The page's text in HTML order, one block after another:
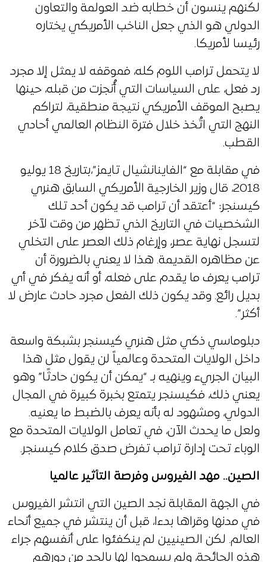
لكنهم ينسون أن خطابه ضد العولمة والتعاون
الدولي هو الذي جعل الناخب الأمريكي يختاره
رئيسا لأمريكا.
لا يتحمل ترامب اللوم كله، فموقفه لا يمثل إلا مجرد
رد فعل، على السياسات التي أُنجزت من قبله، حينها
يصبح الموقف الأمريكي نتيجة منطقية، لتراكم
النهج التي اتُخذ خلال فترة النظام العالمي أحادي
القطب.
في مقابلة مع “الفاينانشيال تايمز”،بتاريخ 18 يوليو
2018، قال وزير الخارجية الأمريكي السابق هنري
كيسنجر: “أعتقد أن ترامب قد يكون أحد تلك
الشخصيات في التاريخ الذي تظهر من وقت لآخر
لتسجل نهاية عصر، وإرغام ذلك العصر على التخلي
عن مظاهره القديمة. هذا لا يعني بالضرورة أن
ترامب يعرف ما يقدم على فعله، أو أنه يفكر في أي
بديل رائع. وقد يكون ذلك الفعل مجرد حادث عارض لا
أكثر”.
دبلوماسي ذكي مثل هنري كيسنجر بشبكة واسعة
داخل الولايات المتحدة وعالمياً لن يقول مثل هذا
البيان الجريء وينهيه بـ “يمكن أن يكون حادثًا” وهو
يعني ذلك، فكيسنجر يتمتع بخبرة كبيرة في المجال
الدولي، ومشهود له بأنه يعرف بالضبط ما يعنيه.
ولعل ما يحدث الآن، في تعامل الولايات المتحدة مع
الوباء تحت إدارة ترامب تفرض صدق كلام كيسنجر.
الصين.. مهد الفيروس وفرصة التأثير عالميا
في الجهة المقابلة نجد الصين التي انتشر الفيروس
في مدنها وقراها بدءا، قبل أن ينتشر في جميع أنحاء
العالم. لكن الصينيين لم ينكفئوا على أنفسهم جراء
هذه الجائحة، ولم يسمحوا لها بالحد من دورهم